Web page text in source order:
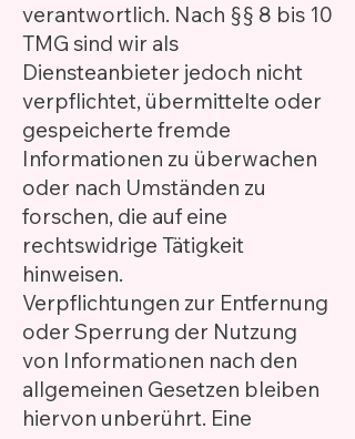
verantwortlich. Nach §§ 8 bis 10
TMG sind wir als
Diensteanbieter jedoch nicht
verpflichtet, übermittelte oder
gespeicherte fremde
Informationen zu überwachen
oder nach Umständen zu
forschen, die auf eine
rechtswidrige Tätigkeit
hinweisen.
Verpflichtungen zur Entfernung
oder Sperrung der Nutzung
von Informationen nach den
allgemeinen Gesetzen bleiben
hiervon unberührt. Eine